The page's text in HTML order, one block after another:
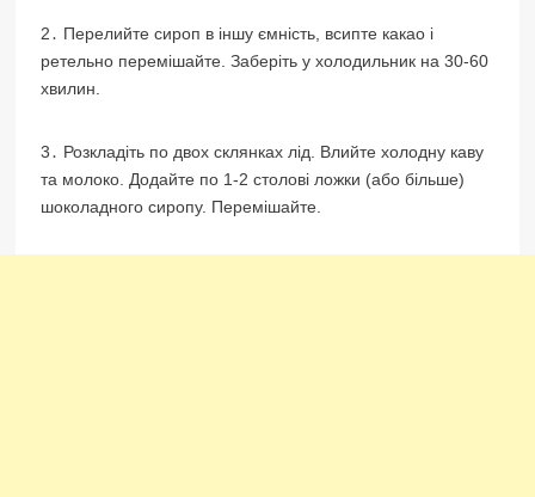
2․ Перелийте сироп в іншу ємність, всипте какао і
ретельно перемішайте. Заберіть у холодильник на 30-60
хвилин.
3․ Розкладіть по двох склянках лід. Влийте холодну каву
та молоко. Додайте по 1-2 столові ложки (або більше)
шоколадного сиропу. Перемішайте.